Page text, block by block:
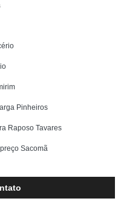
Pinheiros
Raposo Tavares
Sacomã